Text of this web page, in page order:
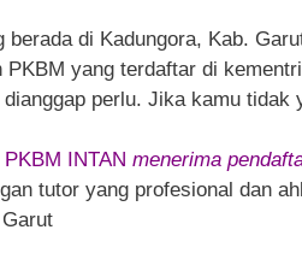
berada di Kadungora, Kab.
PKBM yang terdaftar di
perlu. Jika kamu
PKBM INTAN menerima
tutor yang profesional dan